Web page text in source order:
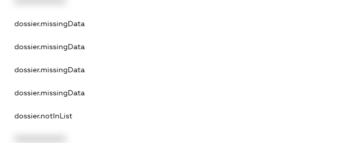
dossier.missingData
dossier.missingData
dossier.missingData
dossier.missingData
dossier.notInList